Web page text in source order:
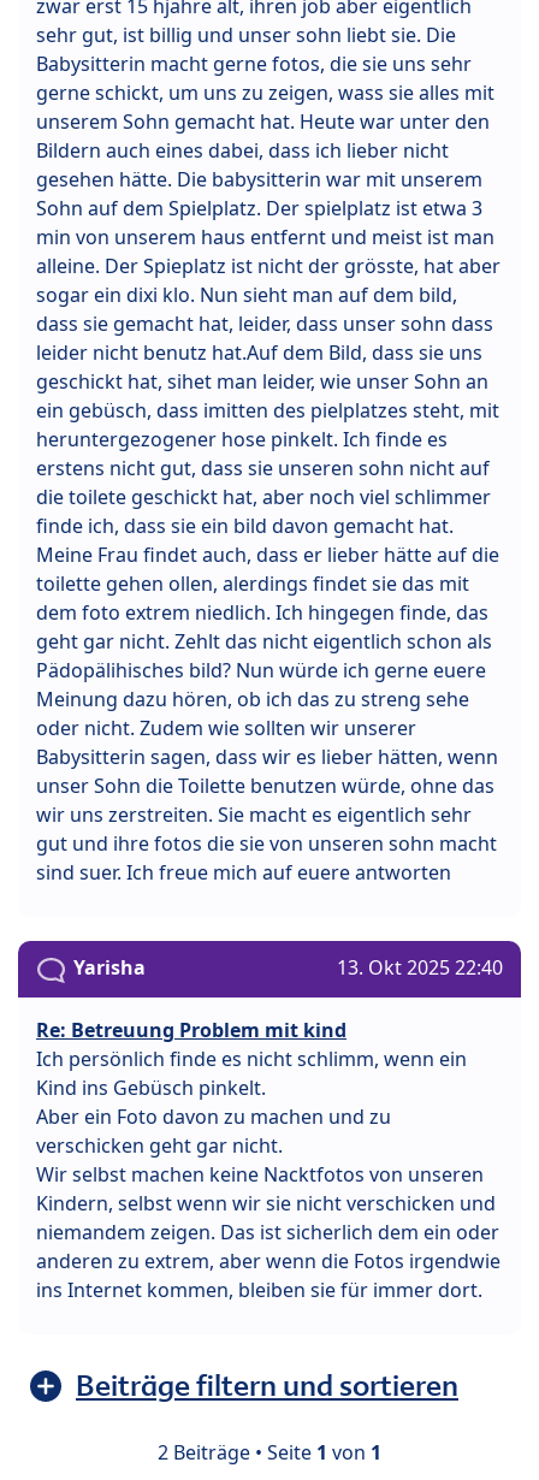
zwar erst 15 hjahre alt, ihren job aber eigentlich
sehr gut, ist billig und unser sohn liebt sie. Die
Babysitterin macht gerne fotos, die sie uns sehr
gerne schickt, um uns zu zeigen, wass sie alles mit
unserem Sohn gemacht hat. Heute war unter den
Bildern auch eines dabei, dass ich lieber nicht
gesehen hätte. Die babysitterin war mit unserem
Sohn auf dem Spielplatz. Der spielplatz ist etwa 3
min von unserem haus entfernt und meist ist man
alleine. Der Spieplatz ist nicht der grösste, hat aber
sogar ein dixi klo. Nun sieht man auf dem bild,
dass sie gemacht hat, leider, dass unser sohn dass
leider nicht benutz hat.Auf dem Bild, dass sie uns
geschickt hat, sihet man leider, wie unser Sohn an
ein gebüsch, dass imitten des pielplatzes steht, mit
heruntergezogener hose pinkelt. Ich finde es
erstens nicht gut, dass sie unseren sohn nicht auf
die toilete geschickt hat, aber noch viel schlimmer
finde ich, dass sie ein bild davon gemacht hat.
Meine Frau findet auch, dass er lieber hätte auf die
toilette gehen ollen, alerdings findet sie das mit
dem foto extrem niedlich. Ich hingegen finde, das
geht gar nicht. Zehlt das nicht eigentlich schon als
Pädopälihisches bild? Nun würde ich gerne euere
Meinung dazu hören, ob ich das zu streng sehe
oder nicht. Zudem wie sollten wir unserer
Babysitterin sagen, dass wir es lieber hätten, wenn
unser Sohn die Toilette benutzen würde, ohne das
wir uns zerstreiten. Sie macht es eigentlich sehr
gut und ihre fotos die sie von unseren sohn macht
sind suer. Ich freue mich auf euere antworten
Yarisha 13. Okt 2025 22:40
Re: Betreuung Problem mit kind
Ich persönlich finde es nicht schlimm, wenn ein
Kind ins Gebüsch pinkelt.
Aber ein Foto davon zu machen und zu
verschicken geht gar nicht.
Wir selbst machen keine Nacktfotos von unseren
Kindern, selbst wenn wir sie nicht verschicken und
niemandem zeigen. Das ist sicherlich dem ein oder
anderen zu extrem, aber wenn die Fotos irgendwie
ins Internet kommen, bleiben sie für immer dort.
Beiträge filtern und sortieren
2 Beiträge • Seite 1 von 1